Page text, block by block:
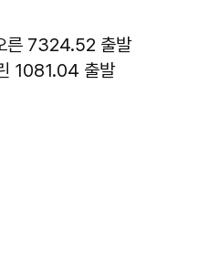
른 7324.52 출발
1081.04 출발